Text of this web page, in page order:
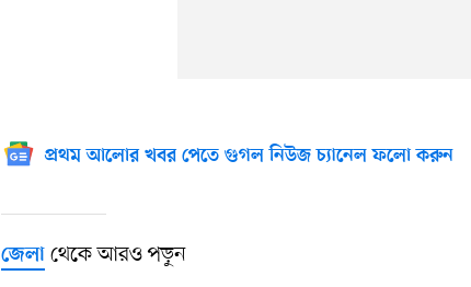
প্রথম আলোর খবর পেতে গুগল নিউজ চ্যানেল ফলো করুন
জেলা থেকে আরও পড়ুন